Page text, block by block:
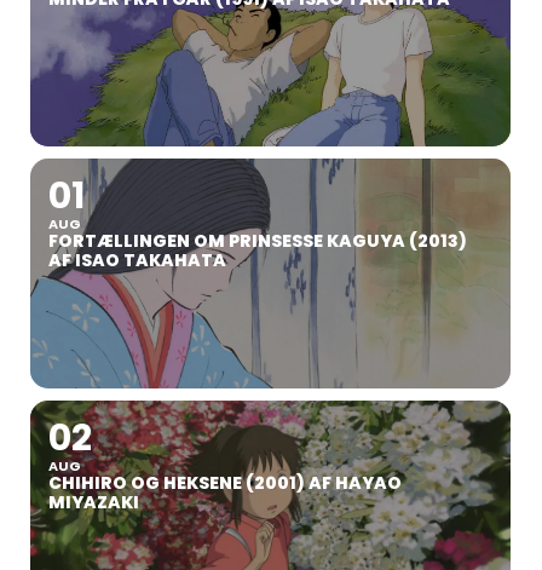
01
AUG
FORTÆLLINGEN OM PRINSESSE KAGUYA (2013)
AF ISAO TAKAHATA
02
AUG
CHIHIRO OG HEKSENE (2001) AF HAYAO
MIYAZAKI